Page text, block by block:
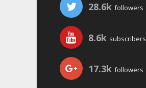
28.6k followers
8.6k subscribers
17.3k followers